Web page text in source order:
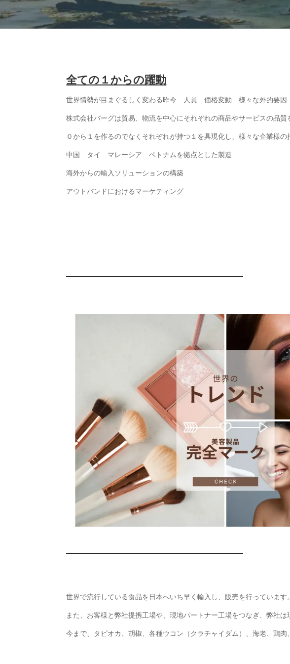
全ての１からの躍動
世界情勢が目まぐるしく変わる昨今 人員 価格変動 様々な外的要因
株式会社バーグは貿易、物流を中心にそれぞれの商品やサービスの品
０から１を作るのでなくそれぞれが持つ１を具現化し、様々な企業様
中国 タイ マレーシア ベトナムを拠点とした製造
海外からの輸入ソリューションの構築
アウトバンドにおけるマーケティング
世界で流行している食品を日本へいち早く輸入し、販売を行っています。
また、お客様と弊社提携工場や、現地パートナー工場をつなぎ、弊社
今まで、タピオカ、胡椒、各種ウコン（クラチャイダム）、海老、鶏